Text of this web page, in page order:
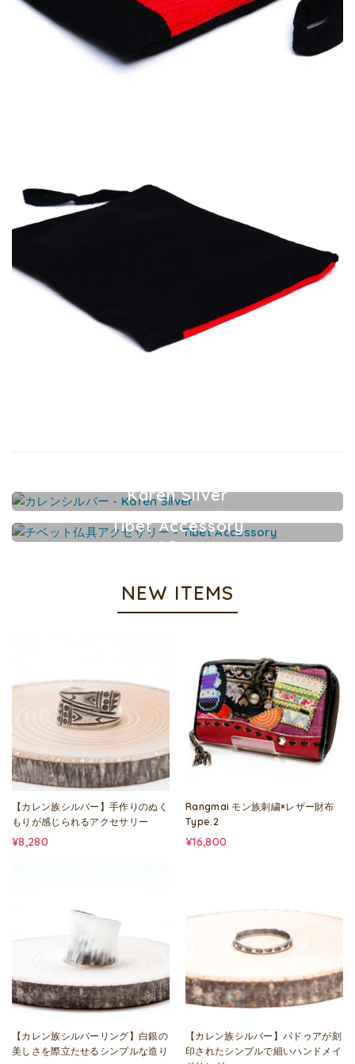
Karen Silver
カレンシルバーアクセサリー
Tibet Accessory
チベット仏具アクセサリー
NEW ITEMS
【カレン族シルバー】手作りのぬく
もりが感じられるアクセサリー
¥8,280
Rangmai モン族刺繍×レザー財布
Type.2
¥16,800
【カレン族シルバーリング】白銀の
美しさを際立たせるシンプルな造り
【カレン族シルバー】パドゥアが刻
印されたシンプルで細いハンドメイ